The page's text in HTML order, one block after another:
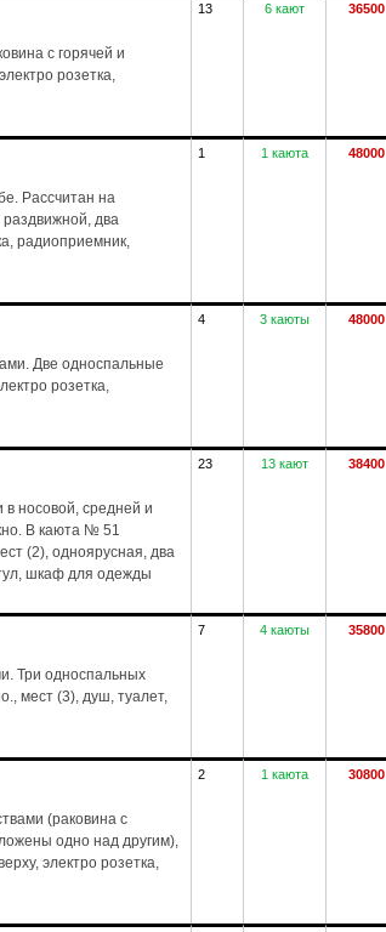
с горячей и
розетка,
13 6 кают 36500
Рассчитан на
раздвижной, два
радиоприемник,
1 1 каюта 48000
Две односпальные
розетка,
4 3 каюты 48000
носовой, средней и
В каюта № 51
(2), одноярусная, два
шкаф для одежды
23 13 кают 38400
Три односпальных
мест (3), душ, туалет,
7 4 каюты 35800
(раковина с
одно над другим),
электро розетка,
2 1 каюта 30800